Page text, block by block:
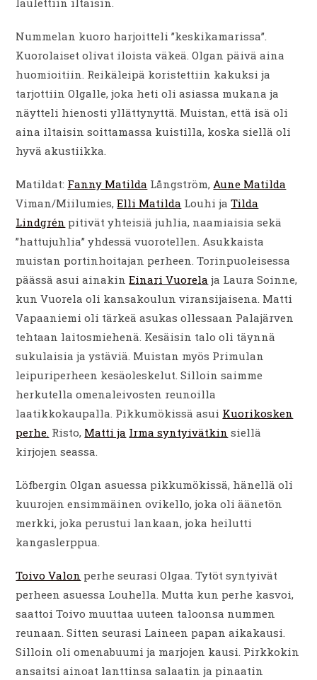
Nummelan kuoro harjoitteli ”keskikamarissa”.
Kuorolaiset olivat iloista väkeä. Olgan päivä aina
huomioitiin. Reikäleipä koristettiin kakuksi ja
tarjottiin Olgalle, joka heti oli asiassa mukana ja
näytteli hienosti yllättynyttä. Muistan, että isä oli
aina iltaisin soittamassa kuistilla, koska siellä oli
hyvä akustiikka.
Matildat: Fanny Matilda Långström, Aune Matilda
Viman/Miilumies,Elli Matilda Louhi jaTilda
Lindgrén pitivät yhteisiä juhlia, naamiaisia sekä
”hattujuhlia” yhdessä vuorotellen. Asukkaista
muistan portinhoitajan perheen. Torinpuoleisessa
päässä asui ainakinEinari Vuorela ja Laura Soinne,
kun Vuorela oli kansakoulun viransijaisena. Matti
Vapaaniemi oli tärkeä asukas ollessaan Palajärven
tehtaan laitosmiehenä. Kesäisin talo oli täynnä
sukulaisia ja ystäviä. Muistan myös Primulan
leipuriperheen kesäoleskelut. Silloin saimme
herkutella omenaleivosten reunoilla
laatikkokaupalla. Pikkumökissä asui Kuorikosken
perhe. Risto, Matti ja Irma syntyivätkin siellä
kirjojen seassa.
Löfbergin Olgan asuessa pikkumökissä, hänellä oli
kuurojen ensimmäinen ovikello, joka oli äänetön
merkki, joka perustui lankaan, joka heilutti
kangaslerppua.
Toivo Valon perhe seurasi Olgaa. Tytöt syntyivät
perheen asuessa Louhella. Mutta kun perhe kasvoi,
saattoi Toivo muuttaa uuteen taloonsa nummen
reunaan. Sitten seurasi Laineen papan aikakausi.
Silloin oli omenabuumi ja marjojen kausi. Pirkkokin
ansaitsi ainoat lanttinsa salaatin ja pinaatin